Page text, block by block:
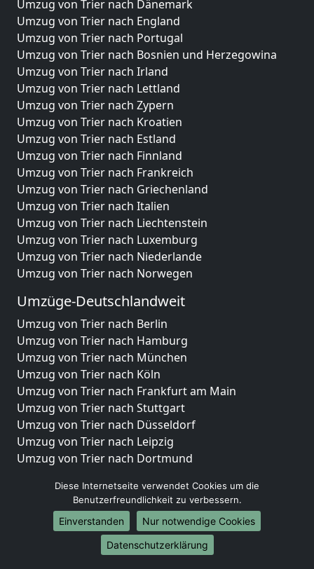
Umzug von Trier nach Dänemark
Umzug von Trier nach England
Umzug von Trier nach Portugal
Umzug von Trier nach Bosnien und Herzegowina
Umzug von Trier nach Irland
Umzug von Trier nach Lettland
Umzug von Trier nach Zypern
Umzug von Trier nach Kroatien
Umzug von Trier nach Estland
Umzug von Trier nach Finnland
Umzug von Trier nach Frankreich
Umzug von Trier nach Griechenland
Umzug von Trier nach Italien
Umzug von Trier nach Liechtenstein
Umzug von Trier nach Luxemburg
Umzug von Trier nach Niederlande
Umzug von Trier nach Norwegen
Umzüge-Deutschlandweit
Umzug von Trier nach Berlin
Umzug von Trier nach Hamburg
Umzug von Trier nach München
Umzug von Trier nach Köln
Umzug von Trier nach Frankfurt am Main
Umzug von Trier nach Stuttgart
Umzug von Trier nach Düsseldorf
Umzug von Trier nach Leipzig
Umzug von Trier nach Dortmund
Umzug von Trier nach Bremen
Umzug von Trier nach Dresden
Umzug von Trier nach Hannover
Umzug von Trier nach Nürnberg
Umzug von Trier nach Duisburg
Diese Internetseite verwendet Cookies um die
Benutzerfreundlichkeit zu verbessern.
Einverstanden
Nur notwendige Cookies
Datenschutzerklärung